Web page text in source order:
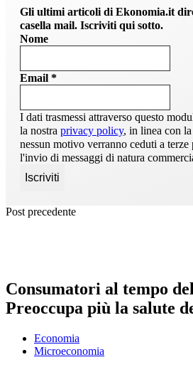
Gli ultimi articoli di Ekonomia.it
casella mail. Iscriviti qui sotto.
Nome
Email *
I dati trasmessi attraverso questo
la nostra privacy policy, in linea con
nessun motivo verranno ceduti a
l'invio di messaggi di natura
Post precedente
Consumatori al tempo
Preoccupa più la salute
Economia
Microeconomia